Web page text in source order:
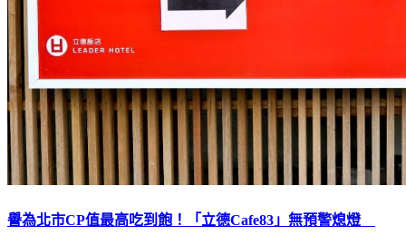
譽為北市CP值最高吃到飽！「立德Cafe83」無預警熄燈